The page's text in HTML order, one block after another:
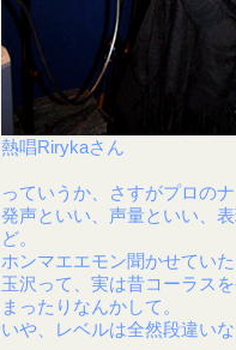
熱唱Rirykaさん
っていうか、さすがプロのナ
発声といい、声量といい、
ど。
ホンマエエモン聞かせていた
玉沢って、実は昔コーラス
まったりなんかして。
いや、レベルは全然段違い